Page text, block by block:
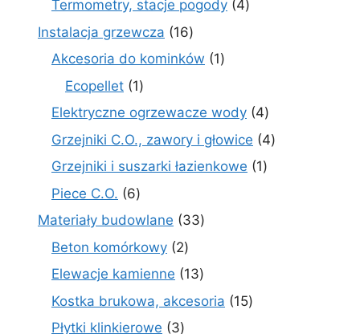
Termometry, stacje pogody 44
Instalacja grzewcza 1616
produktów
Akcesoria do kominków 11
Ecopellet 11
Elektryczne ogrzewacze wody 44
produkty
Grzejniki C.O., zawory i głowice 44
Grzejniki i suszarki łazienkowe 11
Piece C.O. 66
produktów
Materiały budowlane 3333
Beton komórkowy 22
produkty
Elewacje kamienne 1313
produktów
Kostka brukowa, akcesoria 1515
Płytki klinkierowe 33